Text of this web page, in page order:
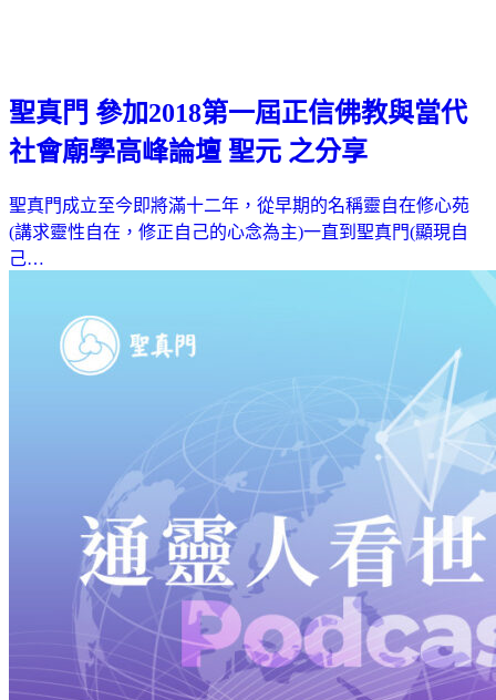
聖真門 參加2018第一屆正信佛教與當代
社會廟學高峰論壇 聖元 之分享
聖真門成立至今即將滿十二年，從早期的名稱靈自在修心苑
(講求靈性自在，修正自己的心念為主)一直到聖真門(顯現自
己…